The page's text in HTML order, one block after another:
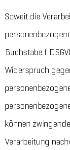
Soweit die
Buchstabe f
Widerspruch
können
Verarbeitung